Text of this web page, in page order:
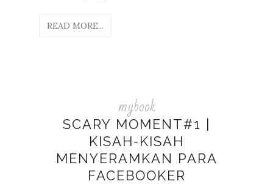
READ MORE...
mybook
SCARY MOMENT#1 |
KISAH-KISAH
MENYERAMKAN PARA
FACEBOOKER